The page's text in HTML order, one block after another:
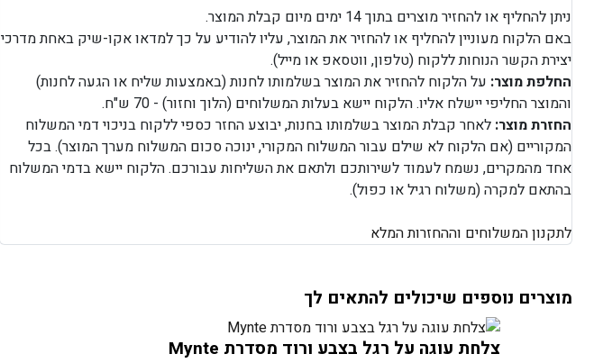
ניתן להחליף או להחזיר מוצרים בתוך 14 ימים מיום קבלת המוצר.
באם הלקוח מעוניין להחליף או להחזיר את המוצר, עליו להודיע על כך למדאו אקו-שיק באחת מדרכי
יצירת הקשר הנוחות ללקוח (טלפון, ווטסאפ או מייל).
החלפת מוצר: על הלקוח להחזיר את המוצר בשלמותו לחנות (באמצעות שליח או הגעה לחנות)
והמוצר החליפי יישלח אליו. הלקוח יישא בעלות המשלוחים (הלוך וחזור) - 70 ש"ח.
החזרת מוצר: לאחר קבלת המוצר בשלמותו בחנות, יבוצע החזר כספי ללקוח בניכוי דמי המשלוח
המקוריים (אם הלקוח לא שילם עבור המשלוח המקורי, ינוכה סכום המשלוח מערך המוצר). בכל
אחד מהמקרים, נשמח לעמוד לשירותכם ולתאם את השליחות עבורכם. הלקוח יישא בדמי המשלוח
בהתאם למקרה (משלוח רגיל או כפול).
לתקנון המשלוחים וההחזרות המלא
מוצרים נוספים שיכולים להתאים לך
צלחת עוגה על רגל בצבע ורוד מסדרת Mynte